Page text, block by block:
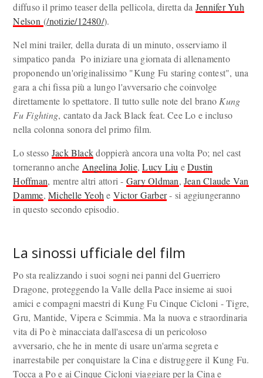
diffuso il primo teaser della pellicola, diretta da Jennifer Yuh
Nelson(/notizie/12480/).
Nel mini trailer, della durata di un minuto, osserviamo il
simpatico panda Po iniziare una giornata di allenamento
proponendo un'originalissimo "Kung Fu staring contest", una
gara a chi fissa più a lungo l'avversario che coinvolge
direttamente lo spettatore. Il tutto sulle note del brano Kung
Fu Fighting, cantato da Jack Black feat. Cee Lo e incluso
nella colonna sonora del primo film.
Lo stesso Jack Blackdoppierà ancora una volta Po; nel cast
torneranno anche Angelina Jolie,Lucy Liu eDustin
Hoffman, mentre altri attori - Gary Oldman, Jean Claude Van
Damme,Michelle Yeoh e Victor Garber- si aggiungeranno
in questo secondo episodio.
La sinossi ufficiale del film
Po sta realizzando i suoi sogni nei panni del Guerriero
Dragone, proteggendo la Valle della Pace insieme ai suoi
amici e compagni maestri di Kung Fu Cinque Cicloni - Tigre,
Gru, Mantide, Vipera e Scimmia. Ma la nuova e straordinaria
vita di Po è minacciata dall'ascesa di un pericoloso
avversario, che he in mente di usare un'arma segreta e
inarrestabile per conquistare la Cina e distruggere il Kung Fu.
Tocca a Po e ai Cinque Cicloni viaggiare per la Cina e